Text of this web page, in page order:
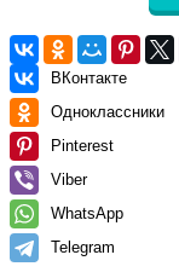
ВКонтакте
Одноклассники
Pinterest
Viber
WhatsApp
Telegram